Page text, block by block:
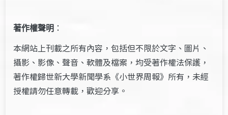
著作權聲明 ：
本網站上刊載之所有內容，包括但不限於文字、圖片、
攝影、影像、聲音、軟體及檔案，均受著作權法保護，
著作權歸世新大學新聞學系《小世界周報》所有，未經
授權請勿任意轉載，歡迎分享。